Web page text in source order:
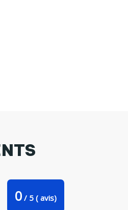
0 / 5 ( avis)